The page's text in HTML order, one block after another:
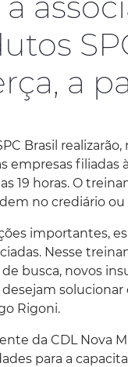
a
Brasil
empresas
19 horas. O
no crediário
importantes,
Nesse
busca, novos
Rigoni.
da CDL Nova
para a